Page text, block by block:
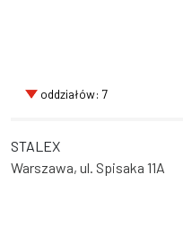
oddziałów: 7
STALEX
Warszawa, ul. Spisaka 11A